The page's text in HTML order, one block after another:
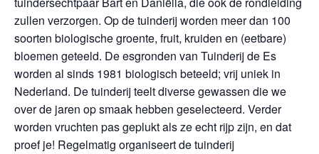
zullen verzorgen. Op de tuinderij worden meer dan 100
soorten biologische groente, fruit, kruiden en (eetbare)
bloemen geteeld. De esgronden van Tuinderij de Es
worden al sinds 1981 biologisch beteeld; vrij uniek in
Nederland. De tuinderij teelt diverse gewassen die we
over de jaren op smaak hebben geselecteerd. Verder
worden vruchten pas geplukt als ze echt rijp zijn, en dat
proef je! Regelmatig organiseert de tuinderij